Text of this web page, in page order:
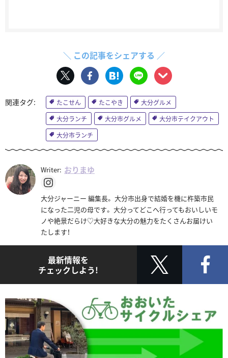
＼ この記事をシェアする ／
たこせん たこやき
大分グルメ
大分ランチ
大分市グルメ
大分市テイクアウト
大分市ランチ
Writer: おりまゆ
大分ジャーニー 編集長。 大分市出身で結婚を機に杵築市民
になった二児の母です。 大分ってどこへ行ってもおいしいモ
ノや絶景だらけ♡大好きな大分の魅力をたくさんお届けい
たします！
最新情報を
チェックしよう!